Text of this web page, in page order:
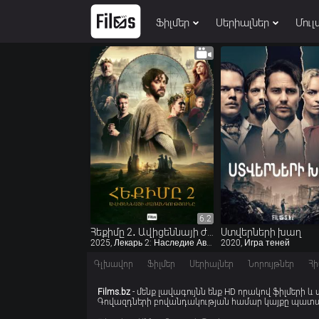
Ֆիլմեր Սերիալներ
6.2
6.2
Ստվերների խաղ
2020, Игра теней
Գլխավոր Ֆիլմեր Սերիալներ Նորույթներ
Films.bz - մենք լավագույնն ենք HD որակով ֆիլմերի
Գովազդների բովանդակության համար կայքը